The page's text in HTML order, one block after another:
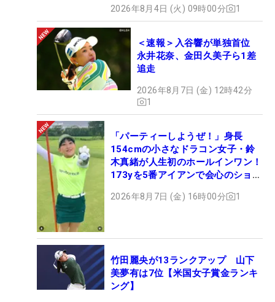
2026年8月4日 (火) 09時00分 1
＜速報＞入谷響が単独首位
永井花奈、金田久美子ら1差
追走
2026年8月7日 (金) 12時42分
1
「パーティーしようぜ！」身長
154cmの小さなドラコン女子・鈴
木真緒が人生初のホールインワン！
173yを5番アイアンで会心のショッ
2026年8月7日 (金) 16時00分 1
竹田麗央が13ランクアップ 山下
美夢有は7位【米国女子賞金ランキ
ング】